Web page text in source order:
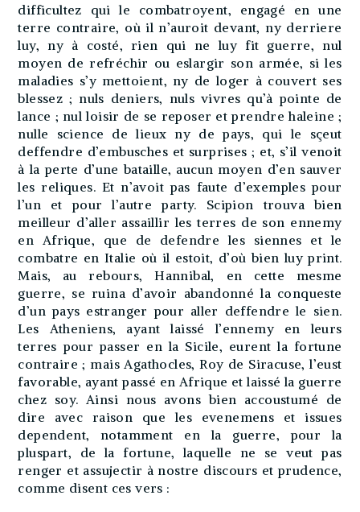
difficultez qui le combatroyent, engagé en une
terre contraire, où il n’auroit devant, ny derriere
luy, ny à costé, rien qui ne luy fit guerre, nul
moyen de refréchir ou eslargir son armée, si les
maladies s’y mettoient, ny de loger à couvert ses
blessez ; nuls deniers, nuls vivres qu’à pointe de
lance ; nul loisir de se reposer et prendre haleine ;
nulle science de lieux ny de pays, qui le sçeut
deffendre d’embusches et surprises ; et, s’il venoit
à la perte d’une bataille, aucun moyen d’en sauver
les reliques. Et n’avoit pas faute d’exemples pour
l’un et pour l’autre party. Scipion trouva bien
meilleur d’aller assaillir les terres de son ennemy
en Afrique, que de defendre les siennes et le
combatre en Italie où il estoit, d’où bien luy print.
Mais, au rebours, Hannibal, en cette mesme
guerre, se ruina d’avoir abandonné la conqueste
d’un pays estranger pour aller deffendre le sien.
Les Atheniens, ayant laissé l’ennemy en leurs
terres pour passer en la Sicile, eurent la fortune
contraire ; mais Agathocles, Roy de Siracuse, l’eust
favorable, ayant passé en Afrique et laissé la guerre
chez soy. Ainsi nous avons bien accoustumé de
dire avec raison que les evenemens et issues
dependent, notamment en la guerre, pour la
pluspart, de la fortune, laquelle ne se veut pas
renger et assujectir à nostre discours et prudence,
comme disent ces vers :